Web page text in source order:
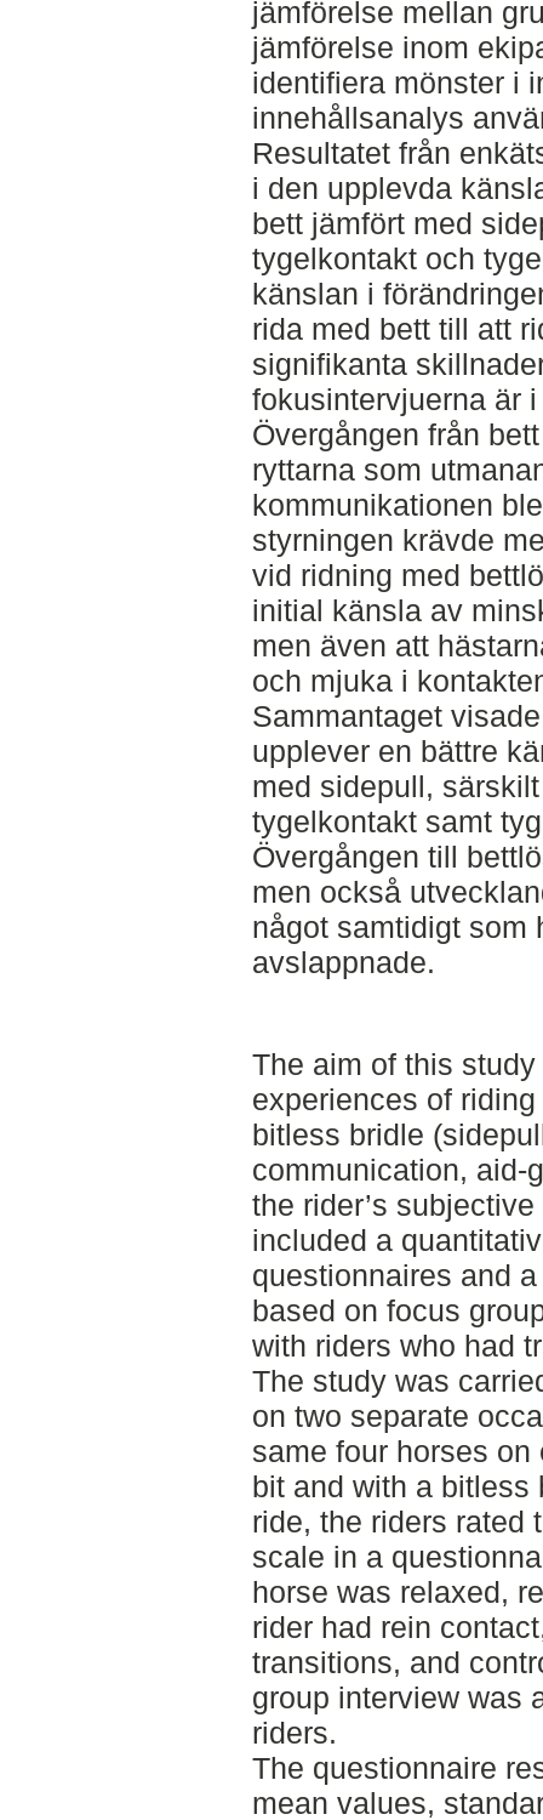
jämförelse mellan
jämförelse inom
identifiera mönster i
innehållsanalys
Resultatet från
i den upplevda
bett jämfört med
tygelkontakt och
känslan i
rida med bett till att
signifikanta
fokusintervjuerna är
Övergången från
ryttarna som
kommunikationen
styrningen krävde
vid ridning med
initial känsla av
men även att
och mjuka i
Sammantaget
upplever en bättre
med sidepull,
tygelkontakt samt
Övergången till
men också
något samtidigt som
avslappnade.
The aim of this study
experiences of
bitless bridle
communication, aid-
the rider’s
included a
questionnaires and
based on focus
with riders who had
The study was
on two separate
same four horses
bit and with a bitless
ride, the riders rated
scale in a
horse was relaxed,
rider had rein
transitions, and
group interview was
riders.
The questionnaire
mean values,